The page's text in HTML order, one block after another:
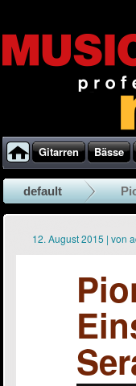
Gitarren Bässe
default
12. August 2015 | von